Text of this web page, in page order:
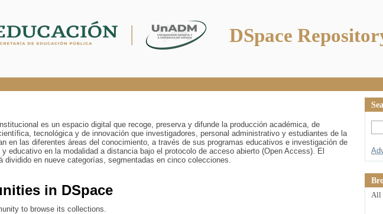
DSpace
es un espacio digital que recoge, preserva y difunde la producción académica, de
tecnológica y de innovación que investigadores, personal administrativo y estudiantes de la
en las diferentes áreas del conocimiento, a través de sus programas educativos e investigación de
educativo en la modalidad a distancia bajo el protocolo de acceso abierto (Open Access). El
dividido en nueve categorías, segmentadas en cinco colecciones.
in DSpace
to browse its collections.
All